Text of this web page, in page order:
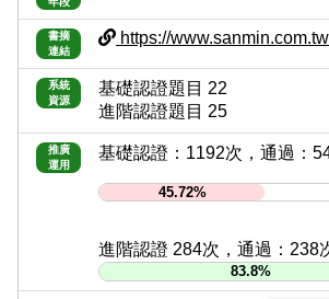
書摘
連結
https://
系統
資源
基礎認證題目 22
進階認證題目 25
推廣
運用
基礎認證：1192次，通過：
45.72%
進階認證 284次，通過：238
83.8%